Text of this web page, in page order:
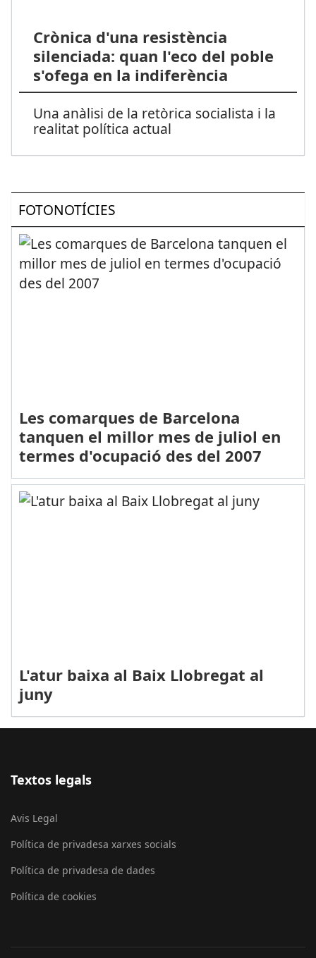
Crònica d'una resistència
silenciada: quan l'eco del poble
s'ofega en la indiferència
Una anàlisi de la retòrica socialista i la
realitat política actual
FOTONOTÍCIES
Les comarques de Barcelona
tanquen el millor mes de juliol en
termes d'ocupació des del 2007
L'atur baixa al Baix Llobregat al
juny
Textos legals
Avis Legal
Política de privadesa xarxes socials
Política de privadesa de dades
Política de cookies